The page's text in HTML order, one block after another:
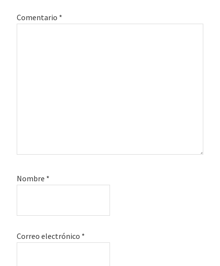
Comentario *
Nombre *
Correo electrónico *